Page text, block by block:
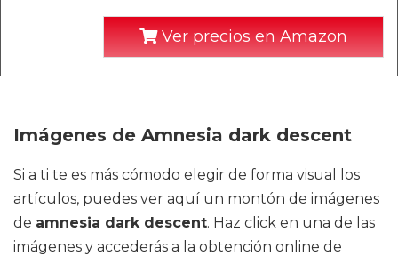
Ver precios en Amazon
Imágenes de Amnesia dark descent
Si a ti te es más cómodo elegir de forma visual los
artículos, puedes ver aquí un montón de imágenes
de amnesia dark descent. Haz click en una de las
imágenes y accederás a la obtención online de